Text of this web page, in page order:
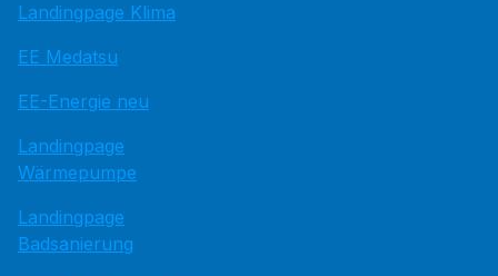
Landingpage Klima
EE Medatsu
EE-Energie neu
Landingpage
Wärmepumpe
Landingpage
Badsanierung